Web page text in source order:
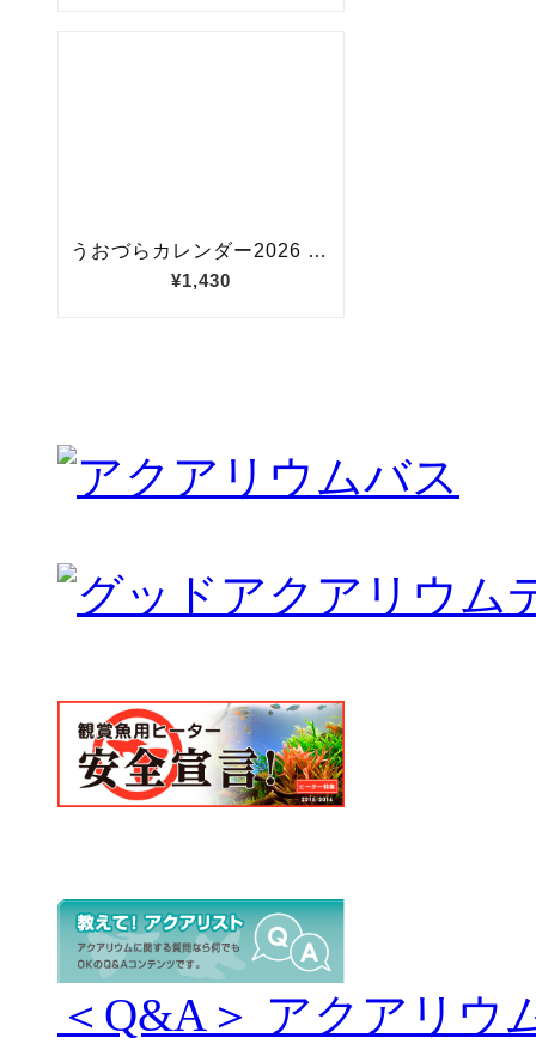
＜Q&A＞ アクアリウ